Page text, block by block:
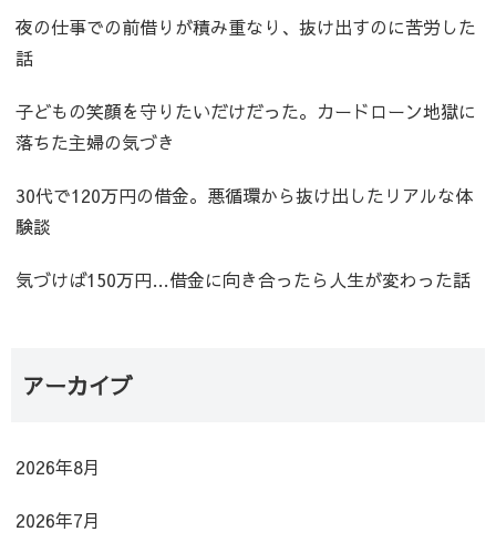
夜の仕事での前借りが積み重なり、抜け出すのに苦労した
話
子どもの笑顔を守りたいだけだった。カードローン地獄に
落ちた主婦の気づき
30代で120万円の借金。悪循環から抜け出したリアルな体
験談
気づけば150万円…借金に向き合ったら人生が変わった話
アーカイブ
2026年8月
2026年7月